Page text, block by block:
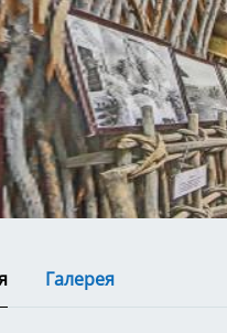
Галерея